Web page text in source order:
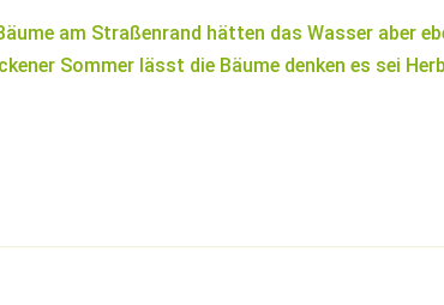
am Straßenrand hätten das Wasser aber
Sommer lässt die Bäume denken es sei